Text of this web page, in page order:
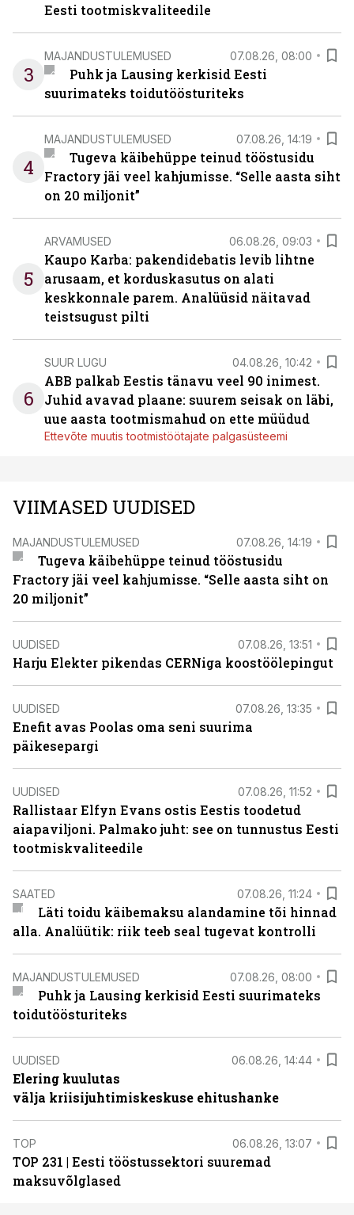
Eesti tootmiskvaliteedile
3
MAJANDUSTULEMUSED 07.08.26, 08:00
Puhk ja Lausing kerkisid Eesti
suurimateks toidutöösturiteks
4
MAJANDUSTULEMUSED 07.08.26, 14:19
Tugeva käibehüppe teinud tööstusidu
Fractory jäi veel kahjumisse. “Selle aasta siht
on 20 miljonit”
5
ARVAMUSED 06.08.26, 09:03
Kaupo Karba: pakendidebatis levib lihtne
arusaam, et korduskasutus on alati
keskkonnale parem. Analüüsid näitavad
teistsugust pilti
6
SUUR LUGU 04.08.26, 10:42
ABB palkab Eestis tänavu veel 90 inimest.
Juhid avavad plaane: suurem seisak on läbi,
uue aasta tootmismahud on ette müüdud
Ettevõte muutis tootmistöötajate palgasüsteemi
VIIMASED UUDISED
MAJANDUSTULEMUSED 07.08.26, 14:19
Tugeva käibehüppe teinud tööstusidu
Fractory jäi veel kahjumisse. “Selle aasta siht on
20 miljonit”
UUDISED 07.08.26, 13:51
Harju Elekter pikendas CERNiga koostöölepingut
UUDISED 07.08.26, 13:35
Enefit avas Poolas oma seni suurima
päikesepargi
UUDISED 07.08.26, 11:52
Rallistaar Elfyn Evans ostis Eestis toodetud
aiapaviljoni. Palmako juht: see on tunnustus Eesti
tootmiskvaliteedile
SAATED 07.08.26, 11:24
Läti toidu käibemaksu alandamine tõi hinnad
alla. Analüütik: riik teeb seal tugevat kontrolli
MAJANDUSTULEMUSED 07.08.26, 08:00
Puhk ja Lausing kerkisid Eesti suurimateks
toidutöösturiteks
UUDISED 06.08.26, 14:44
Elering kuulutas
välja kriisijuhtimiskeskuse ehitushanke
TOP 06.08.26, 13:07
TOP 231 | Eesti tööstussektori suuremad
maksuvõlglased